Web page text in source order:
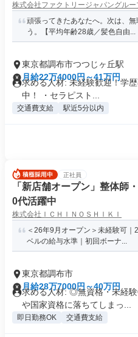
株式会社ファクトリージャパングルー
頑張ってきたあなたへ。次は、
う。【平均年齢28歳／髪色自由...
東京都調布市つつじヶ丘駅
月給22万4000円～41万円
求める人材: 未経験歓迎！学
中！ ・セラピスト...
交通費支給 駅近5分以内
正社員
「新店舗オープン」整体師
0代活躍中
株式会社ＩＣＨＩＮＯＳＨＩＫＩ
＜26年9月オープン＞未経験可
ベルの給与水準｜初回ボーナ...
東京都調布市
月給28万7000円～40万円
求める人材: ◎無資格・未経
や国家資格に落ちてしまっ...
即日勤務OK 交通費支給